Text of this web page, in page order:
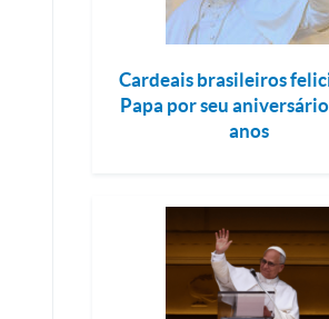
Cardeais brasileiros
Papa por seu
anos